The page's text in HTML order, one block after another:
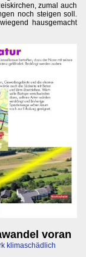
zumal auch
noch steigen soll.
hausgemacht
voran
klimaschädlich